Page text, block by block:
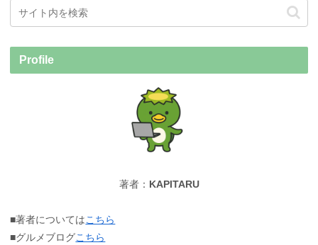
Profile
著者： KAPITARU
■著者についてはこちら
■グルメブログこちら